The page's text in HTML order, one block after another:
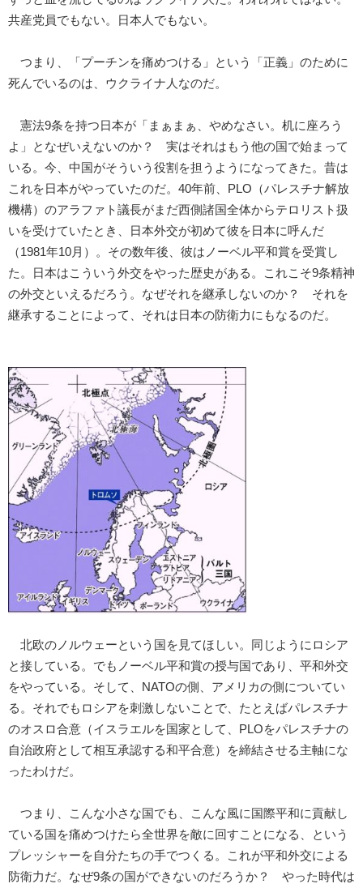
共産党員でもない。日本人でもない。
つまり、「プーチンを痛めつける」という「正義」のために
死んでいるのは、ウクライナ人なのだ。
憲法9条を持つ日本が「まぁまぁ、やめなさい。机に座ろう
よ」となぜいえないのか？ 実はそれはもう他の国で始まって
いる。今、中国がそういう役割を担うようになってきた。昔は
これを日本がやっていたのだ。40年前、PLO（パレスチナ解放
機構）のアラファト議長がまだ西側諸国全体からテロリスト扱
いを受けていたとき、日本外交が初めて彼を日本に呼んだ
（1981年10月）。その数年後、彼はノーベル平和賞を受賞し
た。日本はこういう外交をやった歴史がある。これこそ9条精神
の外交といえるだろう。なぜそれを継承しないのか？ それを
継承することによって、それは日本の防衛力にもなるのだ。
北欧のノルウェーという国を見てほしい。同じようにロシア
と接している。でもノーベル平和賞の授与国であり、平和外交
をやっている。そして、NATOの側、アメリカの側についてい
る。それでもロシアを刺激しないことで、たとえばパレスチナ
のオスロ合意（イスラエルを国家として、PLOをパレスチナの
自治政府として相互承認する和平合意）を締結させる主軸にな
ったわけだ。
つまり、こんな小さな国でも、こんな風に国際平和に貢献し
ている国を痛めつけたら全世界を敵に回すことになる、という
プレッシャーを自分たちの手でつくる。これが平和外交による
防衛力だ。なぜ9条の国ができないのだろうか？ やった時代は